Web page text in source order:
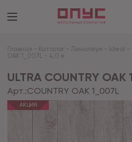
Главная - Каталог - Линолеум - Ideal -
OAK 1_007L - 4,0 м
ULTRA COUNTRY
Арт.:COUNTRY OAK 1_007L
АКЦИЯ